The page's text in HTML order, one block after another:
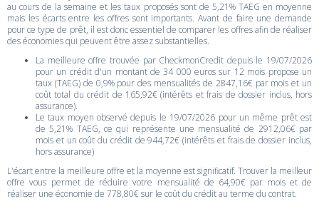
au cours de la semaine et les taux proposés sont de 5,21% TAEG en moyenne
mais les écarts entre les offres sont importants. Avant de faire une demande
pour ce type de prêt, il est donc essentiel de comparer les offres afin de réaliser
des économies qui peuvent être assez substantielles.
La meilleure offre trouvée par CheckmonCredit depuis le 19/07/2026
pour un crédit d'un montant de 34 000 euros sur 12 mois propose un
taux (TAEG) de 0,9% pour des mensualités de 2847,16€ par mois et un
coût total du crédit de 165,92€ (intérêts et frais de dossier inclus, hors
assurance).
Le taux moyen observé depuis le 19/07/2026 pour un même prêt est
de 5,21% TAEG, ce qui représente une mensualité de 2912,06€ par
mois et un coût du crédit de 944,72€ (intérêts et frais de dossier inclus,
hors assurance)
L'écart entre la meilleure offre et la moyenne est significatif. Trouver la meilleur
offre vous permet de réduire votre mensualité de 64,90€ par mois et de
réaliser une économie de 778,80€ sur le coût du crédit au terme du contrat.